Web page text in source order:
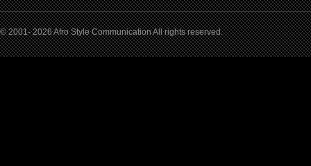
© 2001- 2026 Afro Style Communication All rights reserved.